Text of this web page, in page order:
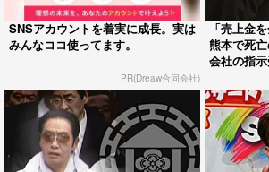
SNSアカウントを着実に成長。実は
みんなココ使ってます。
PR(Dreaw合同会社)
「売上金
熊本で死
会社の指